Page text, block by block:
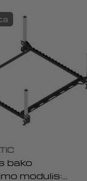
bako
modulis: